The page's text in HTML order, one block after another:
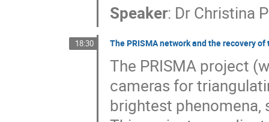
Speaker: Dr Christina
18:30 The PRISMA network and the recovery
The PRISMA project
cameras for
brightest phenomena,